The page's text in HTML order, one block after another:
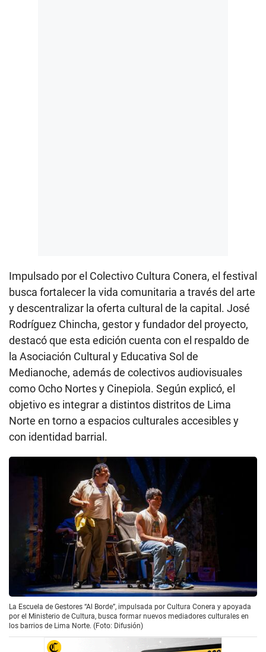
Impulsado por el Colectivo Cultura Conera, el festival
busca fortalecer la vida comunitaria a través del arte
y descentralizar la oferta cultural de la capital. José
Rodríguez Chincha, gestor y fundador del proyecto,
destacó que esta edición cuenta con el respaldo de
la Asociación Cultural y Educativa Sol de
Medianoche, además de colectivos audiovisuales
como Ocho Nortes y Cinepiola. Según explicó, el
objetivo es integrar a distintos distritos de Lima
Norte en torno a espacios culturales accesibles y
con identidad barrial.
La Escuela de Gestores “Al Borde”, impulsada por Cultura Conera y apoyada
por el Ministerio de Cultura, busca formar nuevos mediadores culturales en
los barrios de Lima Norte. (Foto: Difusión)